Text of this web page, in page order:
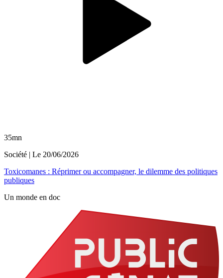
35mn
Société | Le 20/06/2026
Toxicomanes : Réprimer ou accompagner, le dilemme des politiques
publiques
Un monde en doc